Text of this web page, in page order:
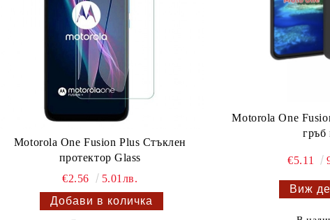
Motorola One Fusion Plus Стъклен
протектор Glass
€2.56
5.01лв.
Motorola One
гръб
€5.11
Виж